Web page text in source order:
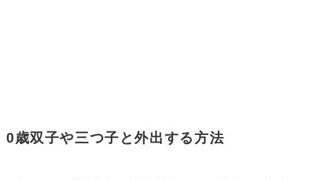
0歳双子や三つ子と外出する方法